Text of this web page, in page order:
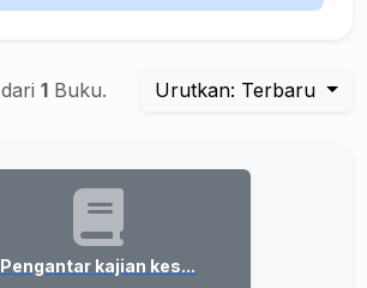
dari 1 Buku. Urutkan: Terbaru
Pengantar kajian kes...